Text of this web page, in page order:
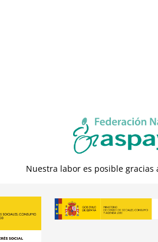
Nuestra labor es posible gracias